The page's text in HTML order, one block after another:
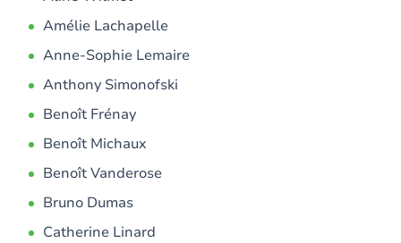
Amélie Lachapelle
Anne-Sophie Lemaire
Anthony Simonofski
Benoît Frénay
Benoît Michaux
Benoît Vanderose
Bruno Dumas
Catherine Linard